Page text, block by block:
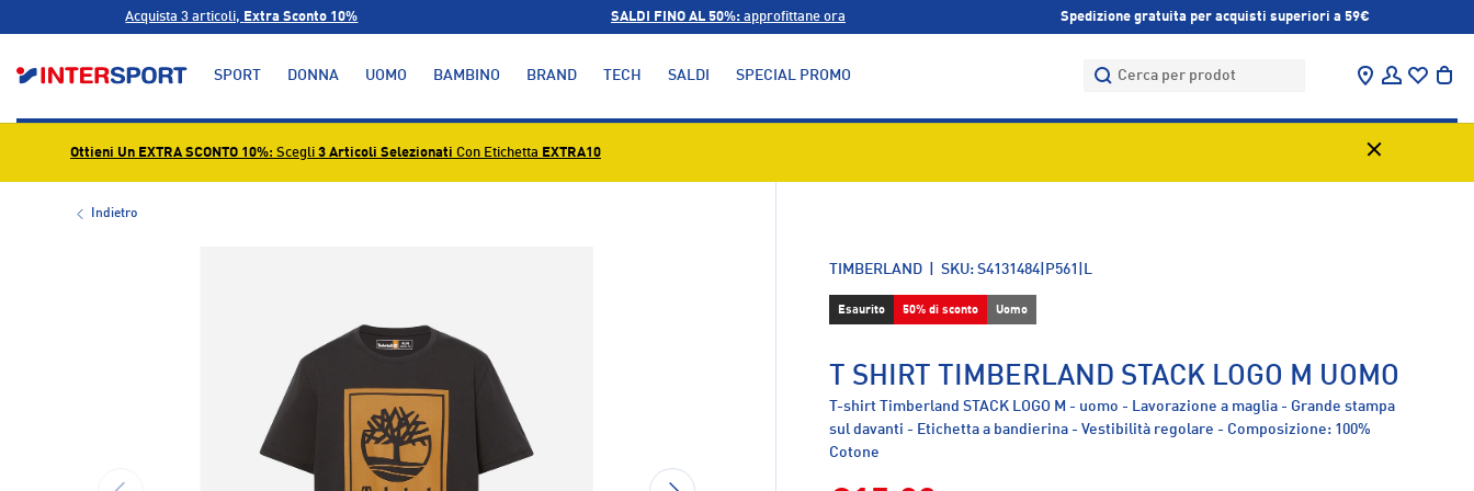
Acquista 3 articoli, Extra Sconto 10% SALDI FINO AL 50%: approfittane ora Spedizione gratuita per acquisti superiori a 59€
Cerca
Cerca
Trova negozio
Accedi
SPORT DONNA UOMO BAMBINO BRAND TECH SALDI SPECIAL PROMO
Ottieni Un EXTRA SCONTO 10%: Scegli 3 Articoli Selezionati Con Etichetta EXTRA10
Indietro
INDIETRO AVANTI
TIMBERLAND |SKU: S4131484|P561|L
Esaurito 50% di sconto Uomo
T SHIRT TIMBERLAND STACK LOGO M UOMO
T-shirt Timberland STACK LOGO M - uomo - Lavorazione a maglia - Grande stampa
sul davanti - Etichetta a bandierina - Vestibilità regolare - Composizione: 100%
Cotone